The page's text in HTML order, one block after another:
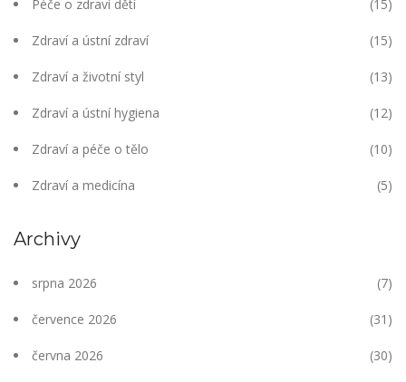
Péče o zdraví dětí (15)
Zdraví a ústní zdraví (15)
Zdraví a životní styl (13)
Zdraví a ústní hygiena (12)
Zdraví a péče o tělo (10)
Zdraví a medicína (5)
Archivy
srpna 2026 (7)
července 2026 (31)
června 2026 (30)